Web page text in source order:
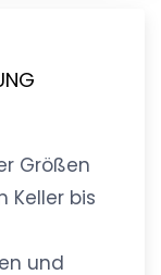
Größen
Keller bis
und